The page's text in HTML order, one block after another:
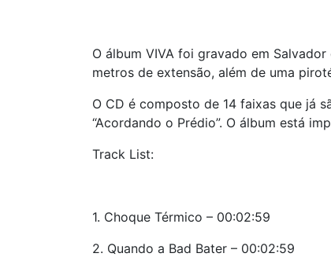
O álbum VIVA foi gravado em
metros de extensão, além de uma
O CD é composto de 14 faixas que já
“Acordando o Prédio”. O álbum está
Track List:
1. Choque Térmico – 00:02:59
2. Quando a Bad Bater – 00:02:59